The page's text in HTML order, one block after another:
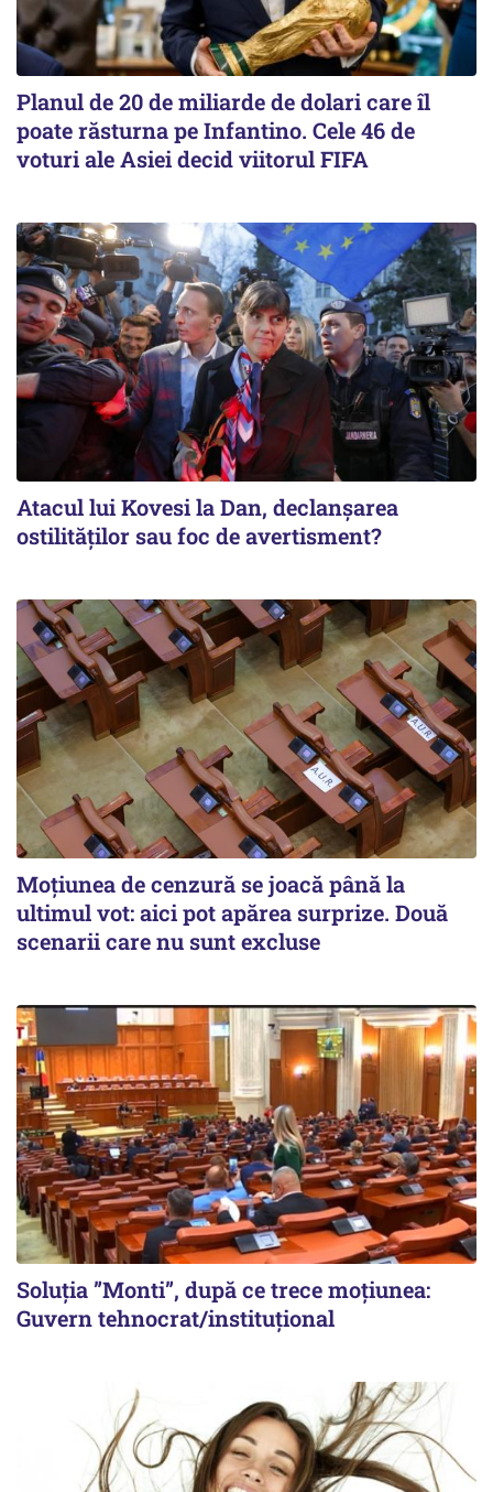
Planul de 20 de miliarde de dolari care îl
poate răsturna pe Infantino. Cele 46 de
voturi ale Asiei decid viitorul FIFA
Atacul lui Kovesi la Dan, declanșarea
ostilităților sau foc de avertisment?
Moțiunea de cenzură se joacă până la
ultimul vot: aici pot apărea surprize. Două
scenarii care nu sunt excluse
Soluția ”Monti”, după ce trece moțiunea:
Guvern tehnocrat/instituțional